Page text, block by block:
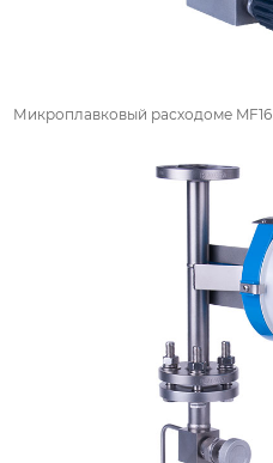
Микроплавковый расходоме MF16